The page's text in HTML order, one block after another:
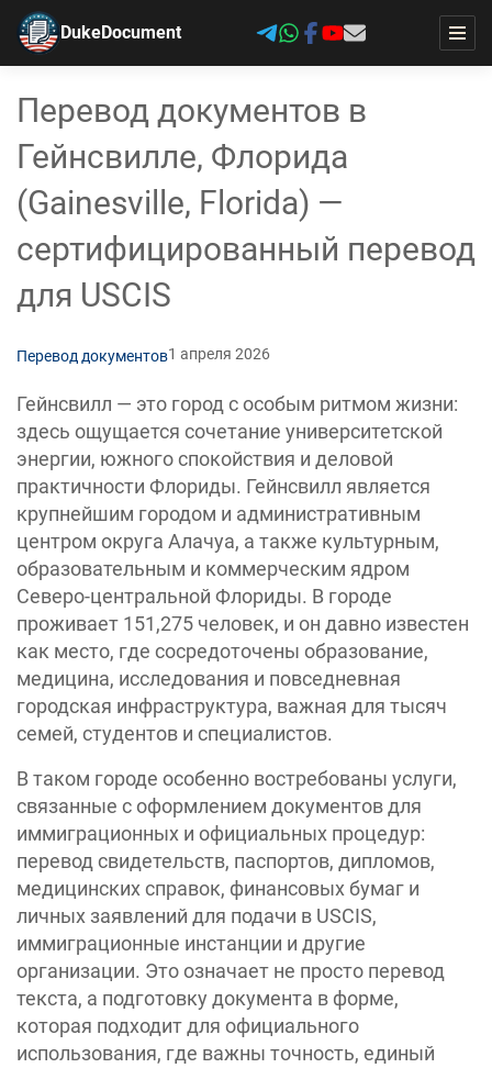
DukeDocument
Перевод документов в
Гейнсвилле, Флорида
(Gainesville, Florida) —
сертифицированный перевод
для USCIS
Перевод документов1 апреля 2026
Гейнсвилл — это город с особым ритмом жизни:
здесь ощущается сочетание университетской
энергии, южного спокойствия и деловой
практичности Флориды. Гейнсвилл является
крупнейшим городом и административным
центром округа Алачуа, а также культурным,
образовательным и коммерческим ядром
Северо-центральной Флориды. В городе
проживает 151,275 человек, и он давно известен
как место, где сосредоточены образование,
медицина, исследования и повседневная
городская инфраструктура, важная для тысяч
семей, студентов и специалистов.
В таком городе особенно востребованы услуги,
связанные с оформлением документов для
иммиграционных и официальных процедур:
перевод свидетельств, паспортов, дипломов,
медицинских справок, финансовых бумаг и
личных заявлений для подачи в USCIS,
иммиграционные инстанции и другие
организации. Это означает не просто перевод
текста, а подготовку документа в форме,
которая подходит для официального
использования, где важны точность, единый